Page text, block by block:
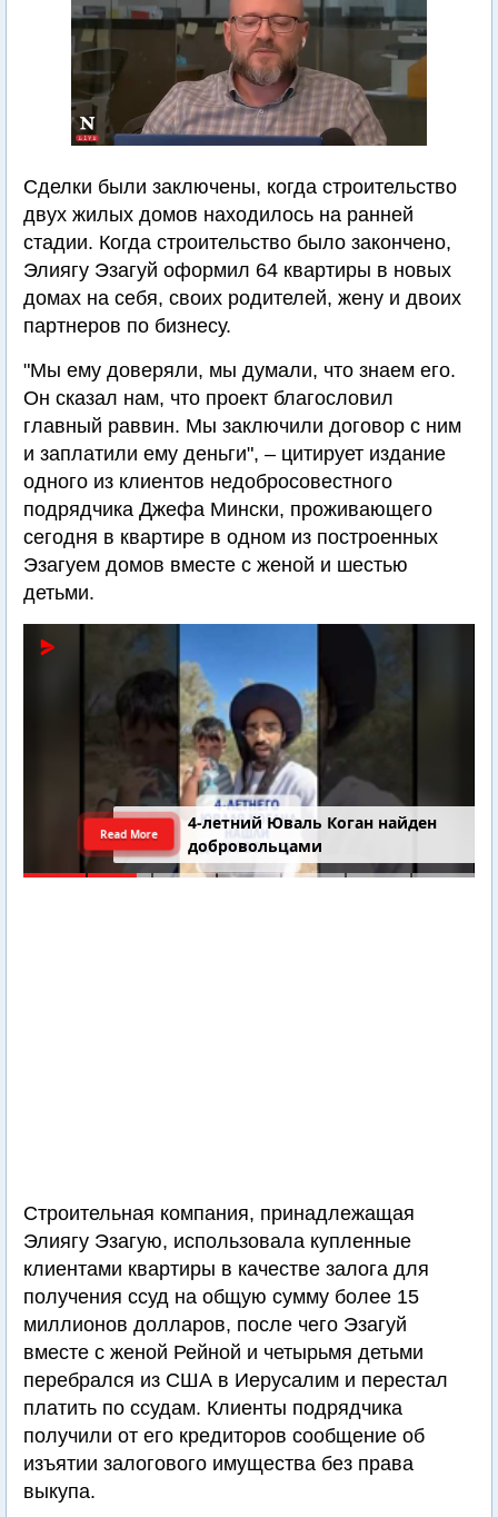
Сделки были заключены, когда строительство
двух жилых домов находилось на ранней
стадии. Когда строительство было закончено,
Элиягу Эзагуй оформил 64 квартиры в новых
домах на себя, своих родителей, жену и двоих
партнеров по бизнесу.
"Мы ему доверяли, мы думали, что знаем его.
Он сказал нам, что проект благословил
главный раввин. Мы заключили договор с ним
и заплатили ему деньги", – цитирует издание
одного из клиентов недобросовестного
подрядчика Джефа Мински, проживающего
сегодня в квартире в одном из построенных
Эзагуем домов вместе с женой и шестью
детьми.
4-летний Юваль Коган найден
добровольцами
Read More
Строительная компания, принадлежащая
Элиягу Эзагую, использовала купленные
клиентами квартиры в качестве залога для
получения ссуд на общую сумму более 15
миллионов долларов, после чего Эзагуй
вместе с женой Рейной и четырьмя детьми
перебрался из США в Иерусалим и перестал
платить по ссудам. Клиенты подрядчика
получили от его кредиторов сообщение об
изъятии залогового имущества без права
выкупа.